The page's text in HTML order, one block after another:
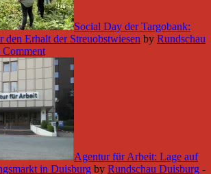
Social Day der Targobank:
den Erhalt der Streuobstwiesen by Rundschau
Agentur für Arbeit: Lage auf
in Duisburg by Rundschau Duisburg -